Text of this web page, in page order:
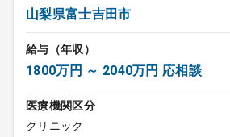
山梨県富士吉田市
給与（年収）
1800万円 ～ 2040万円 応相談
医療機関区分
クリニック